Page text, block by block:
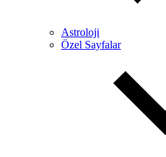
Astroloji
Özel Sayfalar